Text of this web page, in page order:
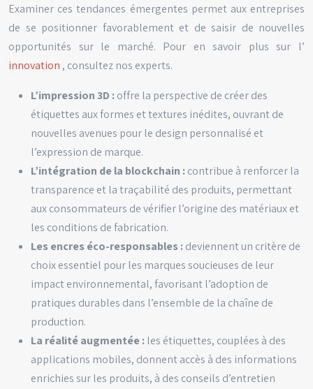
Examiner ces tendances émergentes permet aux entreprises
de se positionner favorablement et de saisir de nouvelles
opportunités sur le marché. Pour en savoir plus sur l’
innovation , consultez nos experts.
L’impression 3D :offre la perspective de créer des
étiquettes aux formes et textures inédites, ouvrant de
nouvelles avenues pour le design personnalisé et
l’expression de marque.
L’intégration de la blockchain :contribue à renforcer la
transparence et la traçabilité des produits, permettant
aux consommateurs de vérifier l’origine des matériaux et
les conditions de fabrication.
Les encres éco-responsables :deviennent un critère de
choix essentiel pour les marques soucieuses de leur
impact environnemental, favorisant l’adoption de
pratiques durables dans l’ensemble de la chaîne de
production.
La réalité augmentée : les étiquettes, couplées à des
applications mobiles, donnent accès à des informations
enrichies sur les produits, à des conseils d’entretien